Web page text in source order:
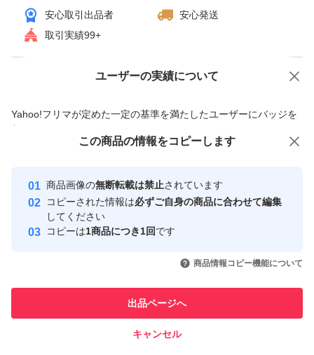
9本@1720 19本@3135
#ダイヤフェザー
#ミシン糸
#ロックミシン
#ロック糸
#シャッペスパン
安心取引出品者
安心発送
取引実績99+
ユーザーの実績について
Yahoo!フリマが定めた一定の基準を満たしたユーザーにバッジを
付与しています
安心取引出品者
心・安全なユーザーです
取引実績
引を完了させた実績があります
での取引実績があります
価格の相談 商品への質問
この商品の情報をコピーします
商品画像の無断転載は禁止されています
コピーされた情報は必ずご自身の商品に合わせて編集
してください
コピーは1商品につき1回です
商品情報コピー機能について
出品ページへ
キャンセル
この商品をみている人にオススメ